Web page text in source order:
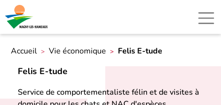
Accueil Vie économique Felis E-tude
Felis E-tude
Service de comportementaliste félin et de visites à